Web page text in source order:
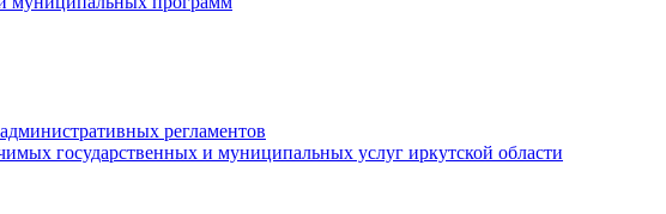
регламентов
государственных и муниципальных услуг иркутской области